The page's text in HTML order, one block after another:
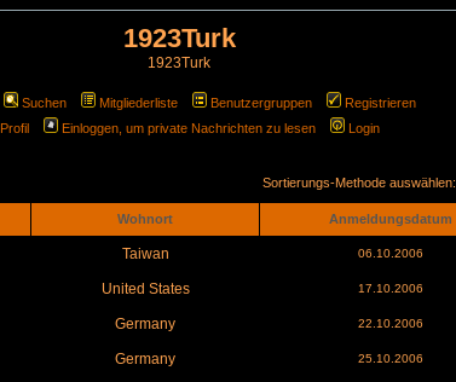
1923Turk
1923Turk
Suchen Mitgliederliste Benutzergruppen
Registrieren
Profil
Einloggen, um private Nachrichten zu lesen Login
Sortierungs-Methode auswählen:
Wohnort Anmeldungsdatum
Taiwan 06.10.2006
United States 17.10.2006
Germany 22.10.2006
Germany 25.10.2006